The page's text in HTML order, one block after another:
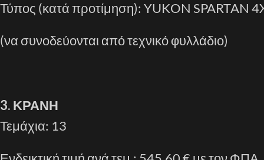
Τύπος (κατά προτίμηση): YUKON SPARTAN
(να συνοδεύονται από τεχνικό φυλλάδιο)
3. ΚΡΑΝΗ
Τεμάχια: 13